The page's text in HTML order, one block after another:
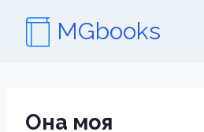
содержимому
MGbooks
Она моя